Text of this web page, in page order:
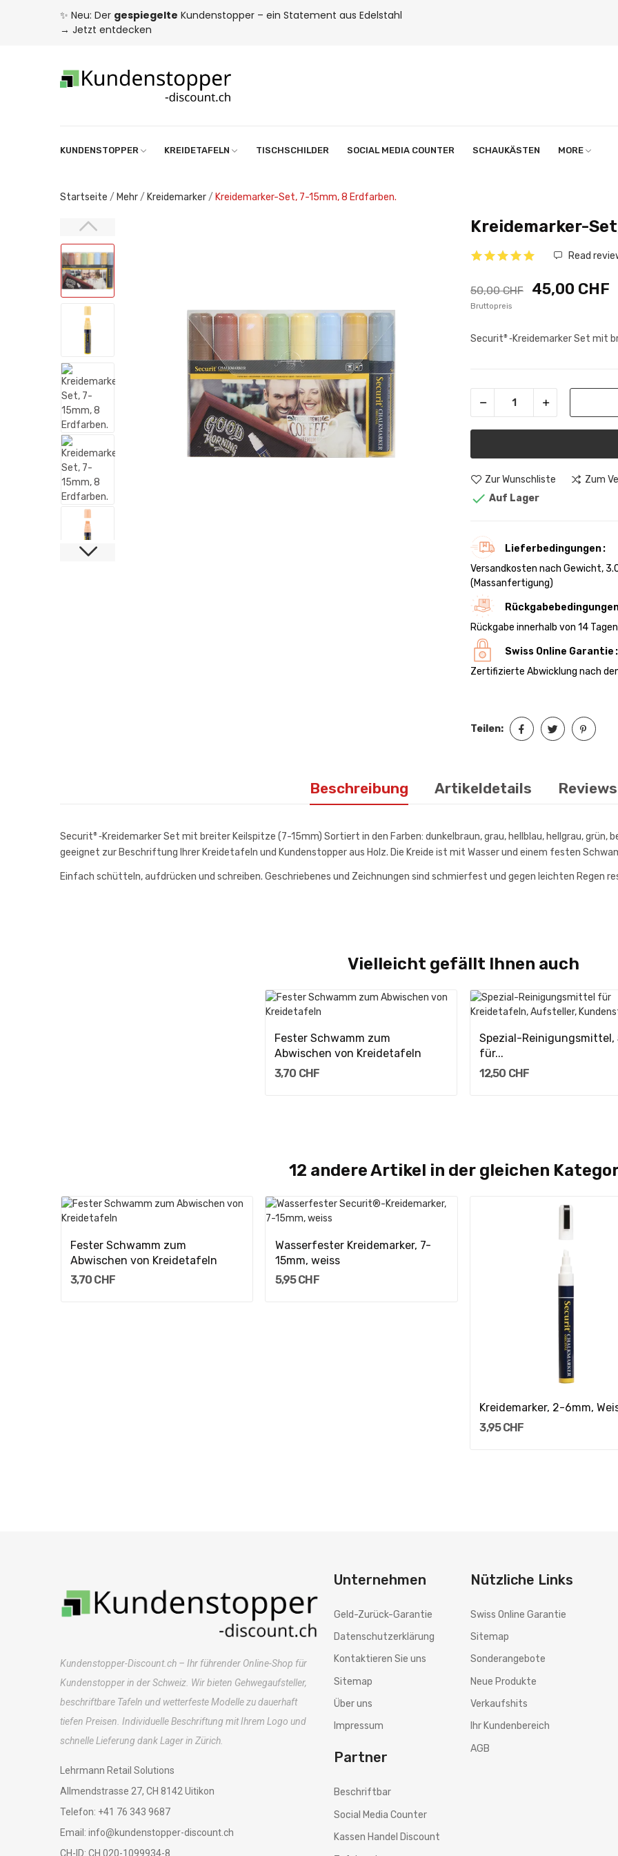
✨ Neu: Der gespiegelte Kundenstopper – ein Statement aus Edelstahl
→ Jetzt entdecken
KUNDENSTOPPER KREIDETAFELN TISCHSCHILDER SOCIAL MEDIA COUNTER SCHAUKÄSTEN MORE
Startseite Mehr Kreidemarker Kreidemarker-Set, 7-15mm, 8 Erdfarben.
Kreidemarker-
Read
50,00 CHF 45,00 CHF
Bruttopreis
Securit®-Kreidemarker Set mit
Zur Wunschliste Zum
 Auf Lager
Lieferbedingungen
Versandkosten nach Gewicht,
(Massanfertigung)
Rückgabe innerhalb von 14
Swiss Online Garantie
Zertifizierte Abwicklung nach
Teilen:
Beschreibung Artikeldetails Reviews
Securit®-Kreidemarker Set mit breiter Keilspitze (7-15mm) Sortiert in den Farben: dunkelbraun, grau, hellblau, hellgrau, grün,
geeignet zur Beschriftung Ihrer Kreidetafeln und Kundenstopper aus Holz. Die Kreide ist mit Wasser und einem festen
Einfach schütteln, aufdrücken und schreiben. Geschriebenes und Zeichnungen sind schmierfest und gegen leichten Regen
Vielleicht gefällt Ihnen auch
In Den Warenkorb
Fester Schwamm zum
Abwischen von Kreidetafeln
3,70 CHF
In Den Warenkorb
Spezial-Reinigungsmittel,
für...
12,50 CHF
12 andere Artikel in der gleichen
In Den Warenkorb
Fester Schwamm zum
Abwischen von Kreidetafeln
3,70 CHF
In Den Warenkorb
Wasserfester Kreidemarker, 7-
15mm, weiss
5,95 CHF
In Den Warenkorb
Kreidemarker, 2-6mm,
3,95 CHF
Kundenstopper-Discount.ch – Ihr führender Online-Shop für
Kundenstopper in der Schweiz. Wir bieten Gehwegaufsteller,
beschriftbare Tafeln und wetterfeste Modelle zu dauerhaft
tiefen Preisen. Individuelle Beschriftung mit Ihrem Logo und
schnelle Lieferung dank Lager in Zürich.
Lehrmann Retail Solutions
Allmendstrasse 27, CH 8142 Uitikon
Telefon: +41 76 343 9687
Email: info@kundenstopper-discount.ch
CH-ID: CH 020-1099934-8
Unternehmen
Geld-Zurück-Garantie
Datenschutzerklärung
Kontaktieren Sie uns
Sitemap
Über uns
Impressum
Partner
Beschriftbar
Social Media Counter
Kassen Handel Discount
Nützliche Links
Swiss Online Garantie
Sitemap
Sonderangebote
Neue Produkte
Verkaufshits
Ihr Kundenbereich
AGB